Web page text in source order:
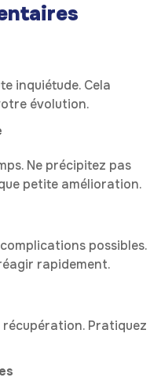
inquiétude. Cela
évolution.
Ne précipitez pas
petite amélioration.
possibles.
rapidement.
Pratiquez